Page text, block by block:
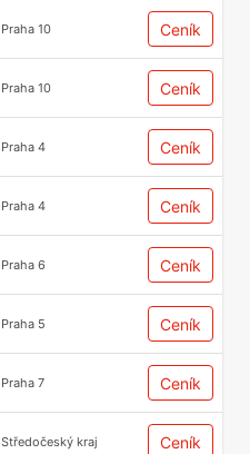
Praha 10 Ceník
Praha 10 Ceník
Praha 4 Ceník
Praha 4 Ceník
Praha 6 Ceník
Praha 5 Ceník
Praha 7 Ceník
Středočeský kraj Ceník